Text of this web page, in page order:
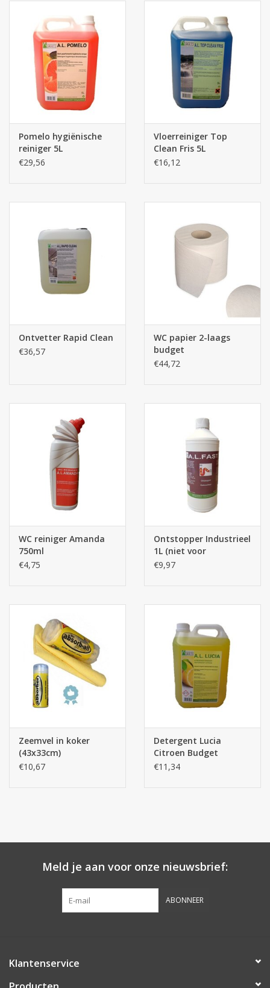
Pomelo hygiënische
reiniger 5L
€29,56
Vloerreiniger Top
Clean Fris 5L
€16,12
Ontvetter Rapid Clean
€36,57
WC papier 2-laags
budget
€44,72
WC reiniger Amanda
750ml
€4,75
Ontstopper Industrieel
1L (niet voor
particulier gebruik)
€9,97
Zeemvel in koker
(43x33cm)
€10,67
Detergent Lucia
Citroen Budget
€11,34
Meld je aan voor onze nieuwsbrief:
ABONNEER
Klantenservice